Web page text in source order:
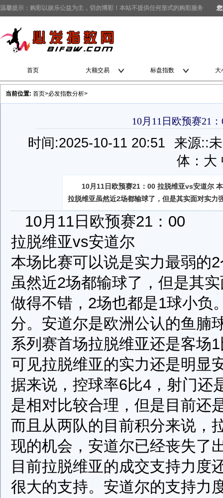
温馨提示：购彩以娱乐公益为主，切勿博彩！本站不提供任何形式的购彩服务
首页 大额交易 标盘指数 大
当前位置: 首页>必发指数分析>
10月11日欧预赛21
时间:2025-10-11 20:51 来源::
体： 大
10月11日欧预赛21：00 拉脱维亚vs安道尔
拉脱维亚虽然近2场都输球了，但是其实面对实力
10月11日欧预赛21：00
拉脱维亚vs安道尔
本场比赛可以说是实力最弱的
虽然近2场都输球了，但是其
做得不错，2场也都是1球小负
分。安道尔是欧洲公认的鱼腩
系列赛首场拉脱维亚还是客场
可见拉脱维亚的实力还是明显
据来说，控球率6比4，射门还
是相对比较合理，但是目前还
而且从两队的目前积分来说，
现的机会，安道尔已经丧失了
目前拉脱维亚的成交支持力度
很大的支持。安道尔的支持力